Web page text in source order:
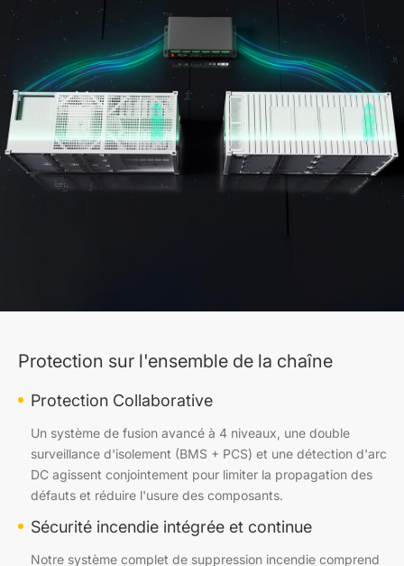
Protection sur l'ensemble de la chaîne
Protection Collaborative
Un système de fusion avancé à 4 niveaux, une double
surveillance d'isolement (BMS + PCS) et une détection d'arc
DC agissent conjointement pour limiter la propagation des
défauts et réduire l'usure des composants.
Sécurité incendie intégrée et continue
Notre système complet de suppression incendie comprend